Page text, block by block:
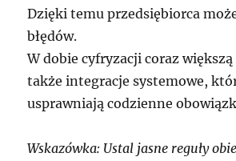
Dzięki temu przedsiębiorca
błędów.
W dobie cyfryzacji coraz
także integracje systemowe,
usprawniają codzienne
Wskazówka: Ustal jasne reguły